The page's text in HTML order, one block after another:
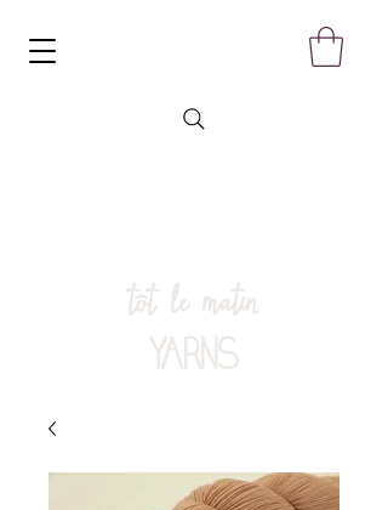
tôt le matin
YARNS